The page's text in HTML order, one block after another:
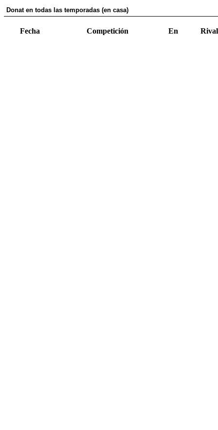
Donat en todas las temporadas (en casa)
Fecha Competición En Rival